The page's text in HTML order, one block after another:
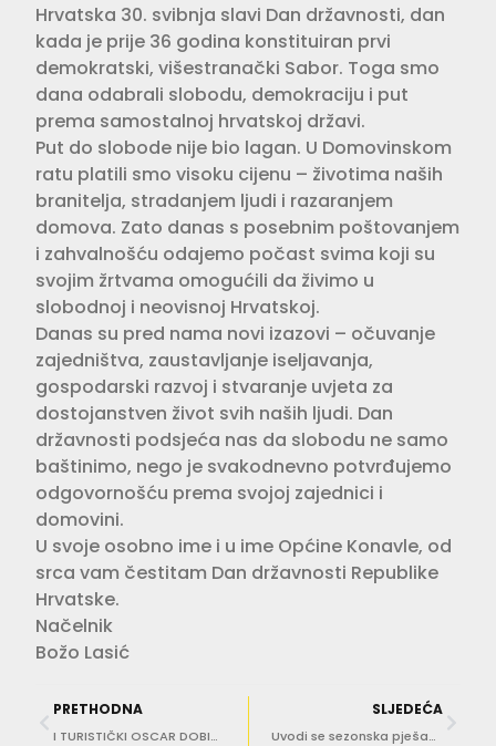
Hrvatska 30. svibnja slavi Dan državnosti, dan
kada je prije 36 godina konstituiran prvi
demokratski, višestranački Sabor. Toga smo
dana odabrali slobodu, demokraciju i put
prema samostalnoj hrvatskoj državi.
Put do slobode nije bio lagan. U Domovinskom
ratu platili smo visoku cijenu – životima naših
branitelja, stradanjem ljudi i razaranjem
domova. Zato danas s posebnim poštovanjem
i zahvalnošću odajemo počast svima koji su
svojim žrtvama omogućili da živimo u
slobodnoj i neovisnoj Hrvatskoj.
Danas su pred nama novi izazovi – očuvanje
zajedništva, zaustavljanje iseljavanja,
gospodarski razvoj i stvaranje uvjeta za
dostojanstven život svih naših ljudi. Dan
državnosti podsjeća nas da slobodu ne samo
baštinimo, nego je svakodnevno potvrđujemo
odgovornošću prema svojoj zajednici i
domovini.
U svoje osobno ime i u ime Općine Konavle, od
srca vam čestitam Dan državnosti Republike
Hrvatske.
Načelnik
Božo Lasić
PRETHODNA
I TURISTIČKI OSCAR DOBIVA… Konavle i Cavtat dobitnici prestižne ‘Zlatne jabuke’
SLJEDEĆA
Uvodi se sezonska pješačka zona u Srebrenom i jača komunalni nadzor